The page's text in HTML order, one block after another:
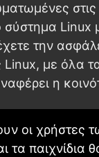
σύστημα Linux
την
με όλα
η
οι χρήστες
τα παιχνίδια